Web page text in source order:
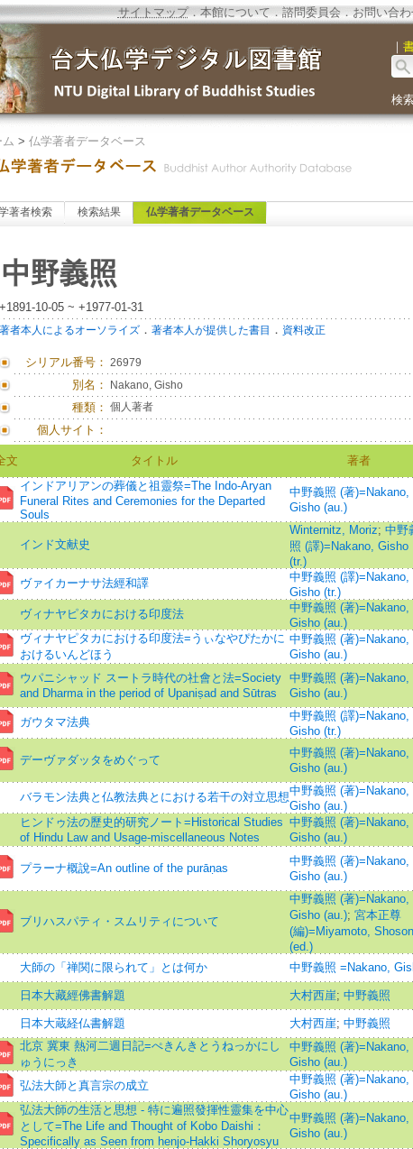
サイトマップ．本館について．諮問委員会． お問い合
｜
検
ム > 仏学著者データベース
著者検索 検索結果 仏学著者データベース
中野義照
+1891-10-05 ~ +1977-01-31
著者本人によるオーソライズ． 著者本人が提供した書目 ． 資料改正
シリアル番号： 26979
別名： Nakano, Gisho
種類： 個人著者
個人サイト：
文 タイトル 著者
インドアリアンの葬儀と祖靈祭=The Indo-Aryan
Funeral Rites and Ceremonies for the Departed
Souls
中野義照 (著)=Nakano,
Gisho (au.)
インド文献史
Winternitz, Moriz; 中野
照 (譯)=Nakano, Gisho
(tr.)
ヴァイカーナサ法經和譯
中野義照 (譯)=Nakano,
Gisho (tr.)
ヴィナヤピタカにおける印度法
中野義照 (著)=Nakano,
Gisho (au.)
ヴィナヤピタカにおける印度法=うぃなやぴたかに
おけるいんどほう
中野義照 (著)=Nakano,
Gisho (au.)
ウパニシャッド スートラ時代の社會と法=Society
and Dharma in the period of Upaniṣad and Sūtras
中野義照 (著)=Nakano,
Gisho (au.)
ガウタマ法典
中野義照 (譯)=Nakano,
Gisho (tr.)
デーヴァダッタをめぐって
中野義照 (著)=Nakano,
Gisho (au.)
バラモン法典と仏教法典とにおける若干の対立思想中野義照 (著)=Nakano,
Gisho (au.)
ヒンドゥ法の歷史的研究ノート=Historical Studies
of Hindu Law and Usage-miscellaneous Notes
中野義照 (著)=Nakano,
Gisho (au.)
プラーナ概說=An outline of the purāṇas
中野義照 (著)=Nakano,
Gisho (au.)
ブリハスパティ・スムリティについて
中野義照 (著)=Nakano,
Gisho (au.); 宮本正尊
(編)=Miyamoto, Shoson
(ed.)
大師の「禅関に限られて」とは何か 中野義照 =Nakano,
日本大藏經佛書解題 大村西崖; 中野義照
日本大蔵経仏書解題 大村西崖; 中野義照
北京 冀東 熱河二週日記=ぺきんきとうねっかにし
ゅうにっき
中野義照 (著)=Nakano,
Gisho (au.)
弘法大師と真言宗の成立
中野義照 (著)=Nakano,
Gisho (au.)
弘法大師の生活と思想 - 特に遍照發揮性靈集を中心
として=The Life and Thought of Kobo Daishi：
Specifically as Seen from henjo-Hakki Shoryosyu
中野義照 (著)=Nakano,
Gisho (au.)